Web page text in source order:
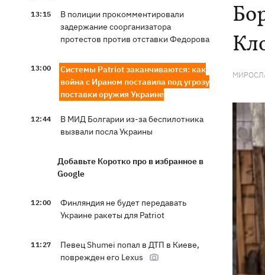
13:15
В полиции прокомментировали
задержание соорганизатора
протестов против отставки Федорова
13:00
Системы Patriot заканчиваются: как
война с Ираном поставила под угрозу
поставки оружия Украине
12:44
В МИД Болгарии из-за беспилотника
вызвали посла Украины
Добавьте Коротко про в избранное в
Google
12:00
Финляндия не будет передавать
Украине ракеты для Patriot
11:27
Певец Shumei попал в ДТП в Киеве,
поврежден его Lexus